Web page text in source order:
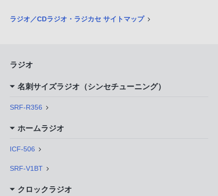
ラジオ／CDラジオ・ラジカセ サイトマップ
ラジオ
名刺サイズラジオ（シンセチューニング）
SRF-R356
ホームラジオ
ICF-506
SRF-V1BT
クロックラジオ